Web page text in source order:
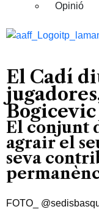
Opinió
El Cadí
El conjunt
agrair el
seva
FOTO_